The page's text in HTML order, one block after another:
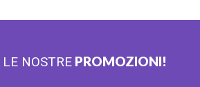
NOSTRE PROMOZIONI!